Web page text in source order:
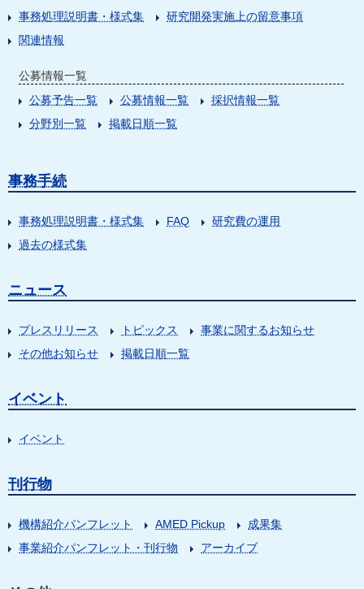
事務処理説明書・様式集
研究開発実施上の留意事項
関連情報
公募情報一覧
公募予告一覧
公募情報一覧
採択情報一覧
分野別一覧
掲載日順一覧
事務手続
事務処理説明書・様式集 FAQ
研究費の運用
過去の様式集
ニュース
プレスリリース トピックス
事業に関するお知らせ
その他お知らせ
掲載日順一覧
イベント
イベント
刊行物
機構紹介パンフレット AMED Pickup
成果集
事業紹介パンフレット・刊行物
アーカイブ